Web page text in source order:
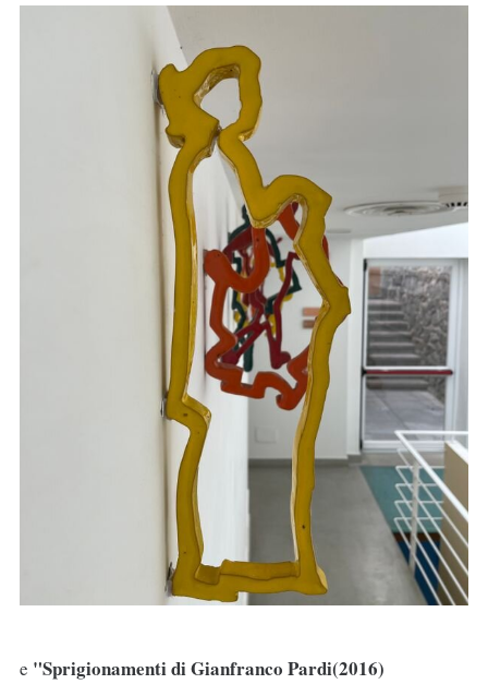
e "Sprigionamenti di Gianfranco Pardi(2016)